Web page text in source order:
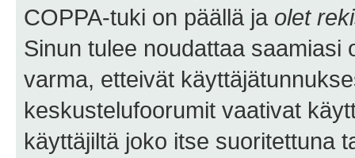
COPPA-tuki on päällä ja olet
Sinun tulee noudattaa saamiasi
varma, etteivät
keskustelufoorumit vaativat
käyttäjiltä joko itse suoritettuna